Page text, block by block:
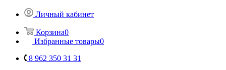
Личный кабинет
Корзина0
Избранные товары0
8 962 350 31 31